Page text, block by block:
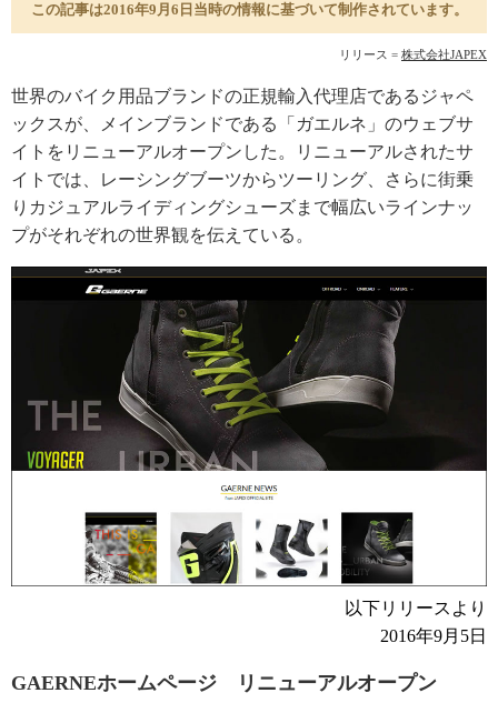
この記事は2016年9月6日当時の情報に基づいて制作されています。
リリース = 株式会社JAPEX
世界のバイク用品ブランドの正規輸入代理店であるジャペ
ックスが、メインブランドである「ガエルネ」のウェブサ
イトをリニューアルオープンした。リニューアルされたサ
イトでは、レーシングブーツからツーリング、さらに街乗
りカジュアルライディングシューズまで幅広いラインナッ
プがそれぞれの世界観を伝えている。
以下リリースより
2016年9月5日
GAERNEホームページ リニューアルオープン